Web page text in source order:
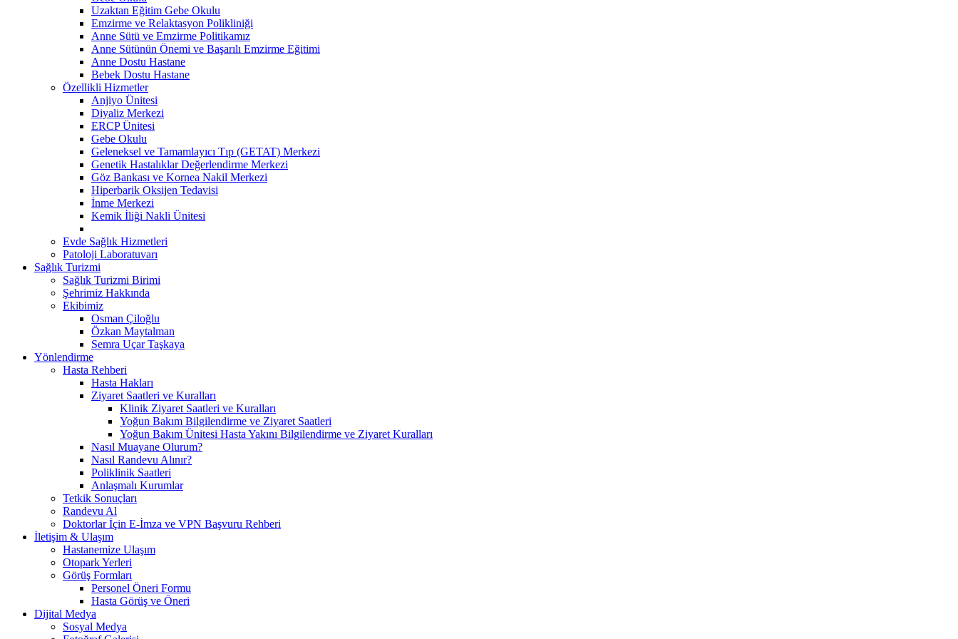
Uzaktan Eğitim Gebe Okulu
Emzirme ve Relaktasyon Polikliniği
Anne Sütü ve Emzirme Politikamız
Anne Sütünün Önemi ve Başarılı Emzirme Eğitimi
Anne Dostu Hastane
Bebek Dostu Hastane
Özellikli Hizmetler
Anjiyo Ünitesi
Diyaliz Merkezi
ERCP Ünitesi
Gebe Okulu
Geleneksel ve Tamamlayıcı Tıp (GETAT) Merkezi
Genetik Hastalıklar Değerlendirme Merkezi
Göz Bankası ve Kornea Nakil Merkezi
Hiperbarik Oksijen Tedavisi
İnme Merkezi
Kemik İliği Nakli Ünitesi
Evde Sağlık Hizmetleri
Patoloji Laboratuvarı
Sağlık Turizmi
Sağlık Turizmi Birimi
Şehrimiz Hakkında
Ekibimiz
Osman Çiloğlu
Özkan Maytalman
Semra Uçar Taşkaya
Yönlendirme
Hasta Rehberi
Hasta Hakları
Ziyaret Saatleri ve Kuralları
Klinik Ziyaret Saatleri ve Kuralları
Yoğun Bakım Bilgilendirme ve Ziyaret Saatleri
Yoğun Bakım Ünitesi Hasta Yakını Bilgilendirme ve Ziyaret Kuralları
Nasıl Muayane Olurum?
Nasıl Randevu Alınır?
Poliklinik Saatleri
Anlaşmalı Kurumlar
Tetkik Sonuçları
Randevu Al
Doktorlar İçin E-İmza ve VPN Başvuru Rehberi
İletişim & Ulaşım
Hastanemize Ulaşım
Otopark Yerleri
Görüş Formları
Personel Öneri Formu
Hasta Görüş ve Öneri
Dijital Medya
Sosyal Medya